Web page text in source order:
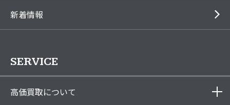
新着情報
SERVICE
高価買取について